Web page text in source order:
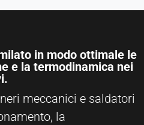
in modo ottimale le
e la termodinamica nei
meccanici e saldatori
la